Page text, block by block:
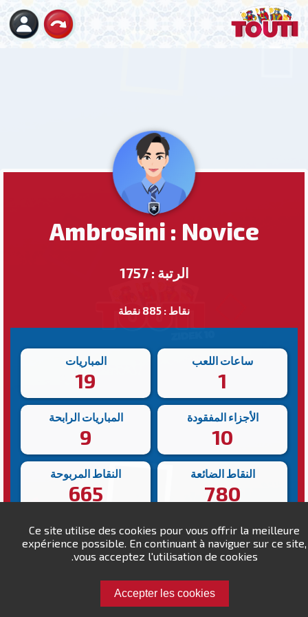
Ce site utilise des cookies pour vous offrir la meilleure
expérience possible. En continuant à naviguer sur ce site,
vous acceptez l'utilisation de cookies.
Accepter les cookies
Ambrosini : Novice
الرتبة : 1757
نقاط : 885 نقطة
المباريات
19
ساعات اللعب
1
المباريات الرابحة
9
الأجزاء المفقودة
10
النقاط المربوحة
665
النقاط الضائعة
780
أسرع انتصار
157s
أبطأ انتصار
265s
تحدى Ambrosini !